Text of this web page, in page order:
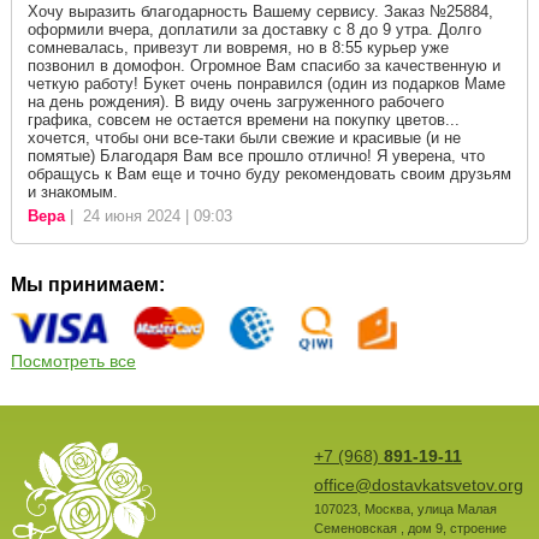
Хочу выразить благодарность Вашему сервису. Заказ №25884,
оформили вчера, доплатили за доставку с 8 до 9 утра. Долго
сомневалась, привезут ли вовремя, но в 8:55 курьер уже
позвонил в домофон. Огромное Вам спасибо за качественную и
четкую работу! Букет очень понравился (один из подарков Маме
на день рождения). В виду очень загруженного рабочего
графика, совсем не остается времени на покупку цветов...
хочется, чтобы они все-таки были свежие и красивые (и не
помятые) Благодаря Вам все прошло отлично! Я уверена, что
обращусь к Вам еще и точно буду рекомендовать своим друзьям
и знакомым.
Вера| 24 июня 2024 | 09:03
Мы принимаем:
Посмотреть все
+7 (968) 891-19-11
office@dostavkatsvetov.org
107023, Москва, улица Малая
Семеновская , дом 9, строение